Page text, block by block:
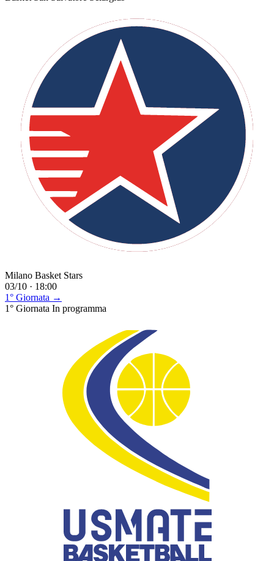
Milano Basket Stars
03/10 · 18:00
1° Giornata →
1° Giornata In programma